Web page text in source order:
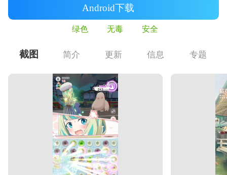
Android下载
绿色 无毒 安全
截图 简介 更新 信息 专题